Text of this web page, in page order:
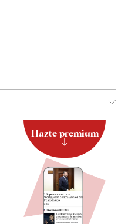
Hazte premium